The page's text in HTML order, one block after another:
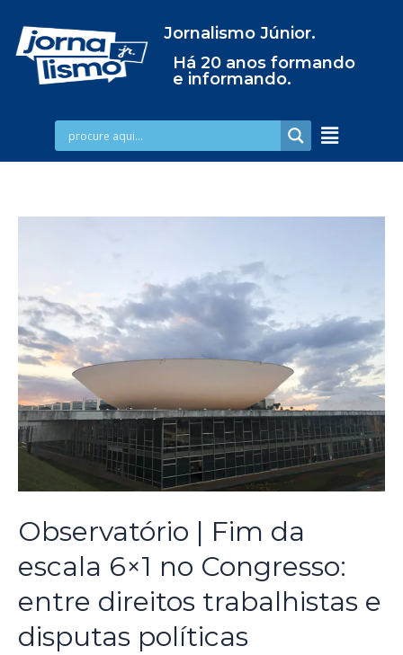
Jornalismo Júnior.
Há 20 anos formando
e informando.
Observatório | Fim da
escala 6×1 no Congresso:
entre direitos trabalhistas e
disputas políticas